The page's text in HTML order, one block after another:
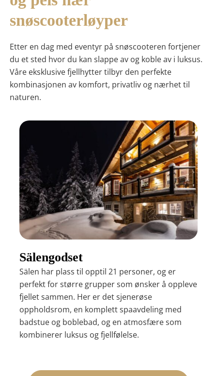
snøscooterløyper
Etter en dag med eventyr på snøscooteren fortjener
du et sted hvor du kan slappe av og koble av i luksus.
Våre eksklusive fjellhytter tilbyr den perfekte
kombinasjonen av komfort, privatliv og nærhet til
naturen.
Sälengodset
Sälen har plass til opptil 21 personer, og er
perfekt for større grupper som ønsker å oppleve
fjellet sammen. Her er det sjenerøse
oppholdsrom, en komplett spaavdeling med
badstue og boblebad, og en atmosfære som
kombinerer luksus og fjellfølelse.